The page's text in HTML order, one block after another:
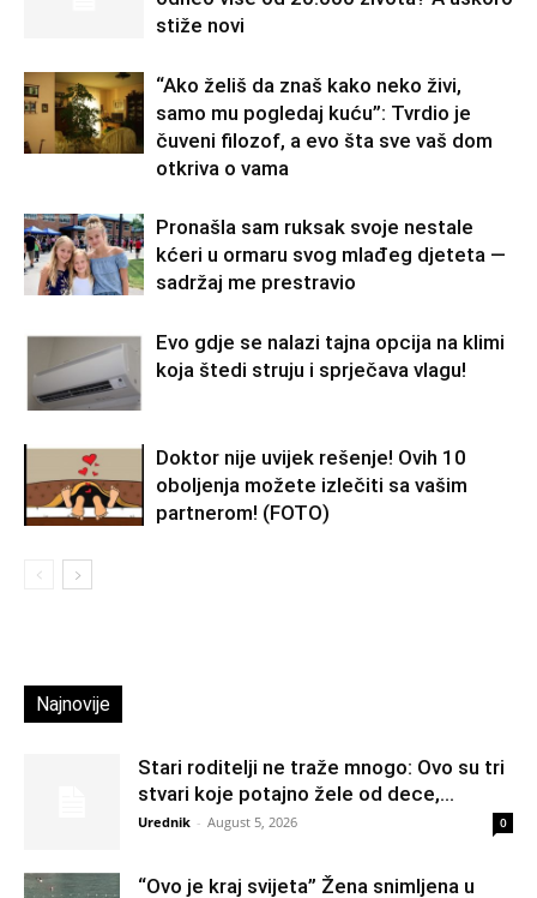
stiže novi
“Ako želiš da znaš kako neko živi,
samo mu pogledaj kuću”: Tvrdio je
čuveni filozof, a evo šta sve vaš dom
otkriva o vama
Pronašla sam ruksak svoje nestale
kćeri u ormaru svog mlađeg djeteta —
sadržaj me prestravio
Evo gdje se nalazi tajna opcija na klimi
koja štedi struju i sprječava vlagu!
Doktor nije uvijek rešenje! Ovih 10
oboljenja možete izlečiti sa vašim
partnerom! (FOTO)
Najnovije
Stari roditelji ne traže mnogo: Ovo su tri
stvari koje potajno žele od dece,...
Urednik - August 5, 2026 0
“Ovo je kraj svijeta” Žena snimljena u